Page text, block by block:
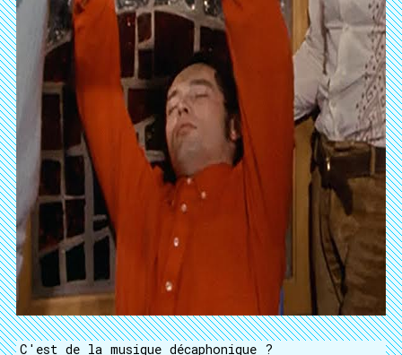
C'est de la musique décaphonique ?